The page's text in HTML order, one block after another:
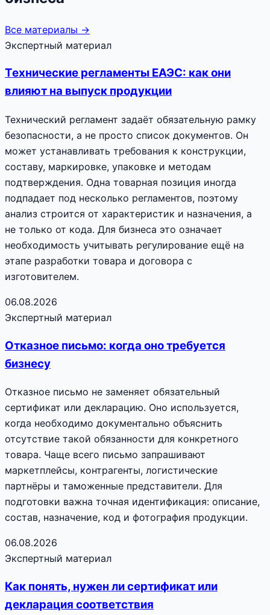
Все материалы →
Экспертный материал
Технические регламенты ЕАЭС: как они
влияют на выпуск продукции
Технический регламент задаёт обязательную рамку
безопасности, а не просто список документов. Он
может устанавливать требования к конструкции,
составу, маркировке, упаковке и методам
подтверждения. Одна товарная позиция иногда
подпадает под несколько регламентов, поэтому
анализ строится от характеристик и назначения, а
не только от кода. Для бизнеса это означает
необходимость учитывать регулирование ещё на
этапе разработки товара и договора с
изготовителем.
06.08.2026
Экспертный материал
Отказное письмо: когда оно требуется
бизнесу
Отказное письмо не заменяет обязательный
сертификат или декларацию. Оно используется,
когда необходимо документально объяснить
отсутствие такой обязанности для конкретного
товара. Чаще всего письмо запрашивают
маркетплейсы, контрагенты, логистические
партнёры и таможенные представители. Для
подготовки важна точная идентификация: описание,
состав, назначение, код и фотография продукции.
06.08.2026
Экспертный материал
Как понять, нужен ли сертификат или
декларация соответствия